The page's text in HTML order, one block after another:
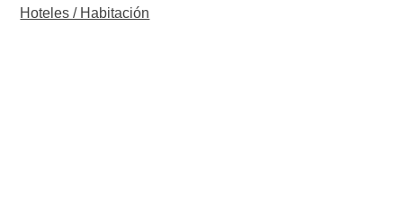
Hoteles / Habitación